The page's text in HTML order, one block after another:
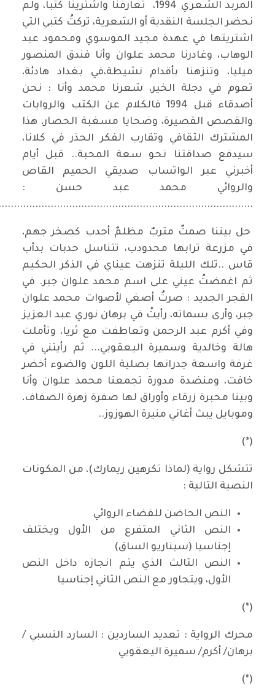
المربد الشعري 1994، تعارفنا واشترينا كتباً، ولم
نحضر الجلسة النقدية أو الشعرية، تركتُ كتبي التي
اشتريتها في عهدة مجيد الموسوي ومحمود عبد
الوهاب، وغادرنا محمد علوان وأنا فندق المنصور
ميليا، وتنزهنا بأقدام نشيطة،في بغداد هادئة،
تعوم في دجلة الخير، شعرنا محمد وأنا : نحن
أصدقاء قبل 1994 فالكلام عن الكتب والروايات
والقصص القصيرة، وضحايا مسغبة الحصار، هذا
المشترك الثقافي وتقارب الفكر الحذر في كلانا،
سيدفع صداقتنا نحو سعة المحبة.. قبل أيام
أخبرني عبر الواتساب صديقي الحميم القاص
والروائي محمد عبد حسن :
حل بيننا صمتٌ متربٌ مظلمٌ أحدب كصخر جهم،
في مزرعة ترابها محدودب، تتناسل حدبات بدأب
قاس ..تلك الليلة تنزهت عيناي في الذكر الحكيم
ثم اغمضتُ عيني على اسم محمد علوان جبر. في
الفجر الجديد : صرتُ أصغي لأصوات محمد علوان
جبر، وأرى بسماته، رأيتُ في برهان نوري عبد العزيز
وفي أكرم عبد الرحمن وتعاطفت مع ثريا، وتأملت
هالة وخالدية وسميرة اليعقوبي... ثم رأيتني في
غرفة واسعة جدرانها بصلية اللون والضوء أخضر
خافت، ومنضدة مدورة تجمعنا محمد علوان وأنا
وبينا محبرة زرقاء وأوراق لها صفرة زهرة الصفاف،
وموبايل يبث أغاني منيرة الهوزوز..
(*)
تتشكل رواية (لماذا تكرهين ريمارك)، من المكونات
النصية التالية :
النص الحاضن للفضاء الروائي
النص الثاني المتفرع من الأول ويختلف
إجناسيا (سيناريو الساق)
النص الثالث الذي يتم انجازه داخل النص
الأول، ويتجاور مع النص الثاني إجناسيا
(*)
محرك الرواية : تعديد الساردين : السارد النسبي /
برهان/ أكرم/ سميرة اليعقوبي
(*)